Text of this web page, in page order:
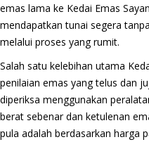
emas lama ke Kedai Emas
mendapatkan tunai segera
melalui proses yang rumit.
Salah satu kelebihan utama
penilaian emas yang telus dan
diperiksa menggunakan
berat sebenar dan ketulenan
pula adalah berdasarkan harga